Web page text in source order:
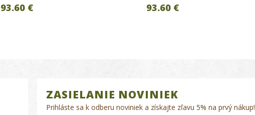
93.60 € 93.60 €
ZASIELANIE NOVINIEK
Prihláste sa k odberu noviniek a získajte zľavu 5% na prvý nákup!